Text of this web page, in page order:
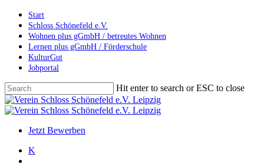
Skip
main
content
Start
Schloss Schönefeld e.V.
Wohnen plus gGmbH / betreutes Wohnen
Lernen plus gGmbH / Förderschule
KulturGut
Jobportal
Hit enter to search or ESC to close
Close
Search
search
account
Menu
Jetzt Bewerben
K